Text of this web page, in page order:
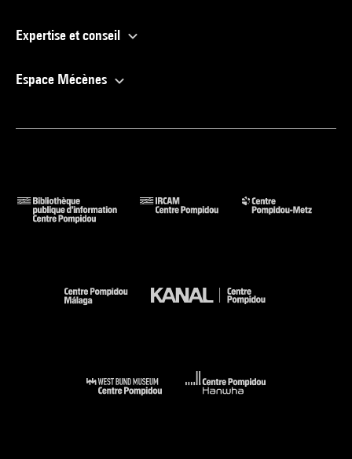
Expertise et conseil
Espace Mécènes